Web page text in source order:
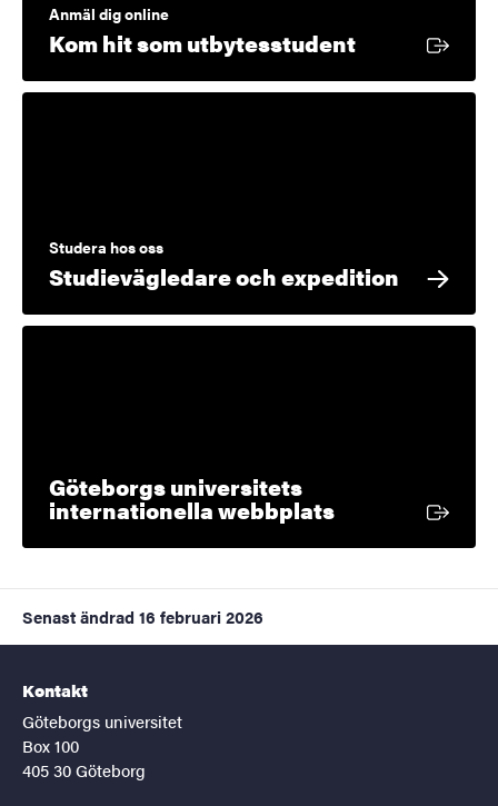
Anmäl dig online
Kom hit som utbytesstudentExtern länk
Studera hos oss
Studievägledare och expedition
Göteborgs universitets
internationella webbplatsExtern länk
Senast ändrad 16 februari 2026
Kontakt
Göteborgs universitet
Box 100
405 30 Göteborg